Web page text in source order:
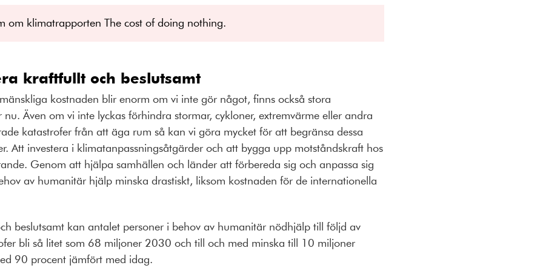
om klimatrapporten The cost of doing nothing.
kraftfullt och beslutsamt
kostnaden blir enorm om vi inte gör något, finns också stora
Även om vi inte lyckas förhindra stormar, cykloner, extremvärme eller andra
katastrofer från att äga rum så kan vi göra mycket för att begränsa dessa
Att investera i klimatanpassningsåtgärder och att bygga upp motståndskraft hos
Genom att hjälpa samhällen och länder att förbereda sig och anpassa sig
av humanitär hjälp minska drastiskt, liksom kostnaden för de internationella
beslutsamt kan antalet personer i behov av humanitär nödhjälp till följd av
bli så litet som 68 miljoner 2030 och till och med minska till 10 miljoner
90 procent jämfört med idag.